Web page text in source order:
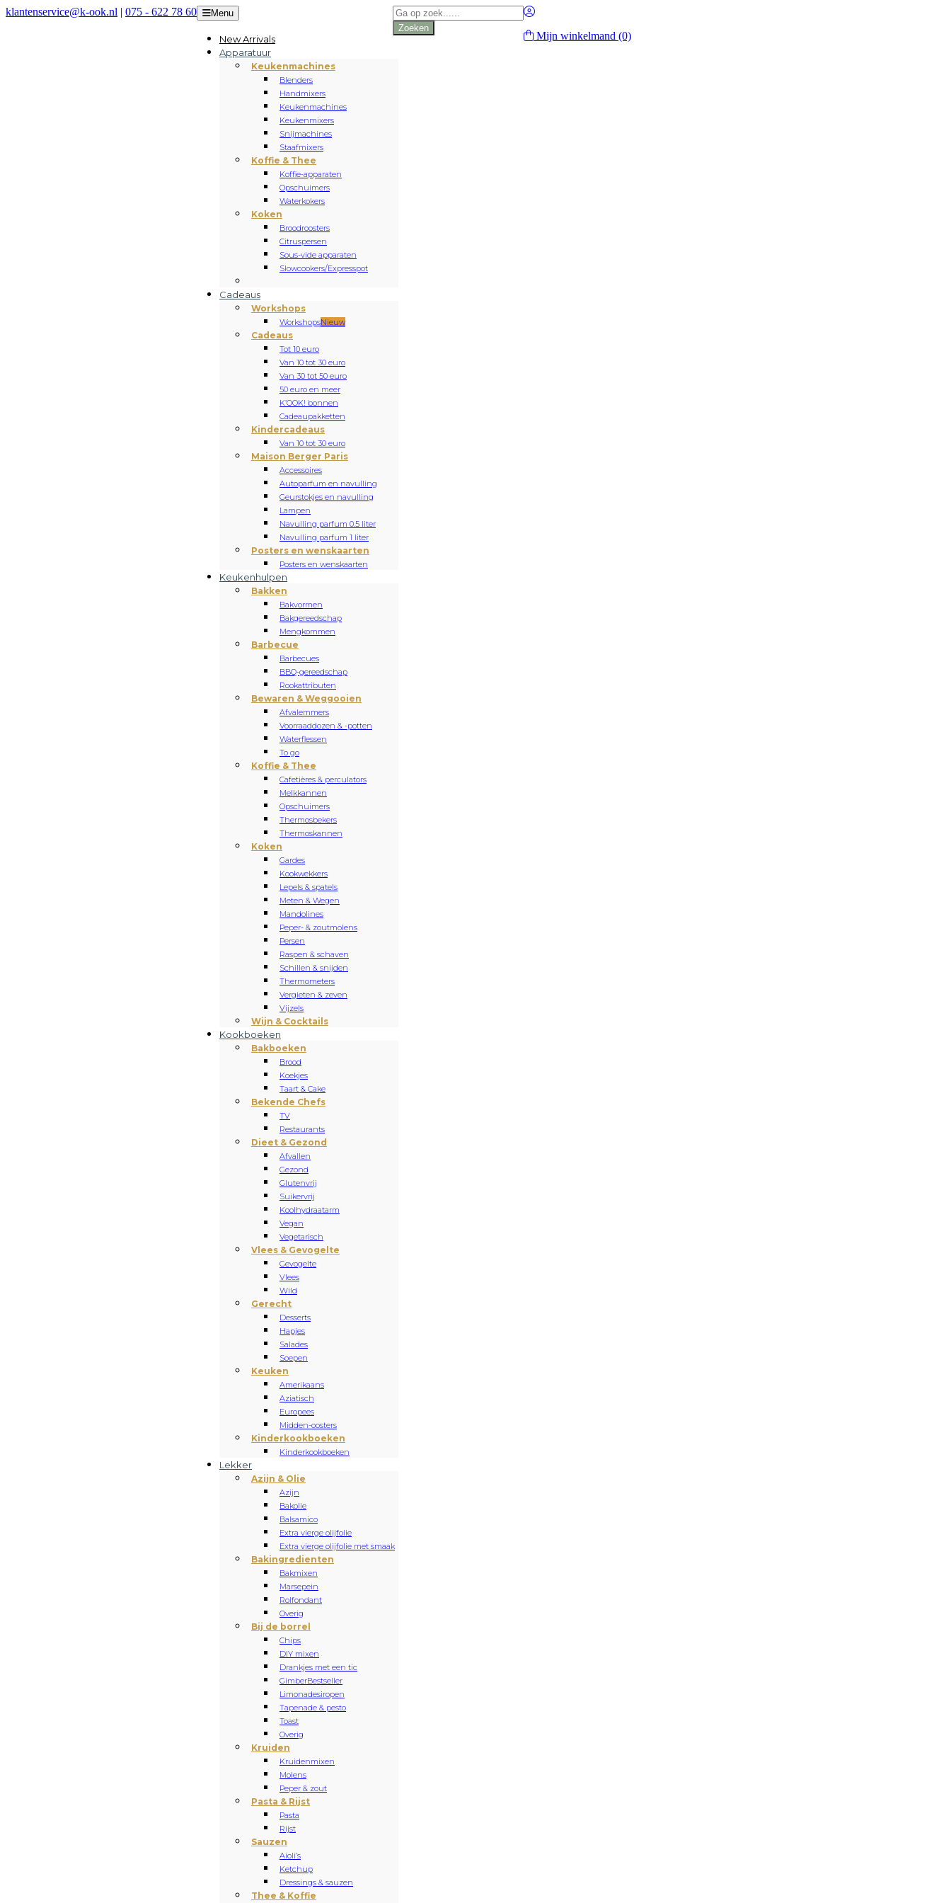
klantenservice@k-ook.nl | 075 - 622 78 60 Menu
New Arrivals
Apparatuur
Keukenmachines
Blenders
Handmixers
Keukenmachines
Keukenmixers
Snijmachines
Staafmixers
Koffie & Thee
Koffie-apparaten
Opschuimers
Waterkokers
Koken
Broodroosters
Citruspersen
Sous-vide apparaten
Slowcookers/Expresspot
Cadeaus
Workshops
WorkshopsNieuw
Cadeaus
Tot 10 euro
Van 10 tot 30 euro
Van 30 tot 50 euro
50 euro en meer
K’OOK! bonnen
Cadeaupakketten
Kindercadeaus
Van 10 tot 30 euro
Maison Berger Paris
Accessoires
Autoparfum en navulling
Geurstokjes en navulling
Lampen
Navulling parfum 0.5 liter
Navulling parfum 1 liter
Posters en wenskaarten
Posters en wenskaarten
Keukenhulpen
Bakken
Bakvormen
Bakgereedschap
Mengkommen
Barbecue
Barbecues
BBQ-gereedschap
Rookattributen
Bewaren & Weggooien
Afvalemmers
Voorraaddozen & -potten
Waterflessen
To go
Koffie & Thee
Cafetières & perculators
Melkkannen
Opschuimers
Thermosbekers
Thermoskannen
Koken
Gardes
Kookwekkers
Lepels & spatels
Meten & Wegen
Mandolines
Peper- & zoutmolens
Persen
Raspen & schaven
Schillen & snijden
Thermometers
Vergieten & zeven
Vijzels
Wijn & Cocktails
Kookboeken
Bakboeken
Brood
Koekjes
Taart & Cake
Bekende Chefs
TV
Restaurants
Dieet & Gezond
Afvallen
Gezond
Glutenvrij
Suikervrij
Koolhydraatarm
Vegan
Vegetarisch
Vlees & Gevogelte
Gevogelte
Vlees
Wild
Gerecht
Desserts
Hapjes
Salades
Soepen
Keuken
Amerikaans
Aziatisch
Europees
Midden-oosters
Kinderkookboeken
Kinderkookboeken
Lekker
Azijn & Olie
Azijn
Bakolie
Balsamico
Extra vierge olijfolie
Extra vierge olijfolie met smaak
Bakingredienten
Bakmixen
Marsepein
Rolfondant
Overig
Bij de borrel
Chips
DIY mixen
Drankjes met een tic
GimberBestseller
Limonadesiropen
Tapenade & pesto
Toast
Overig
Kruiden
Kruidenmixen
Molens
Peper & zout
Pasta & Rijst
Pasta
Rijst
Sauzen
Aioli’s
Ketchup
Dressings & sauzen
Thee & Koffie
Producten
zoeken
Zoeken
Mijn winkelmand (0)